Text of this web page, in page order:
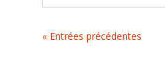
« Entrées précédentes